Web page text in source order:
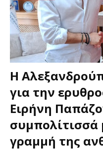
Η
για την
Ειρήνη
γραμμή της